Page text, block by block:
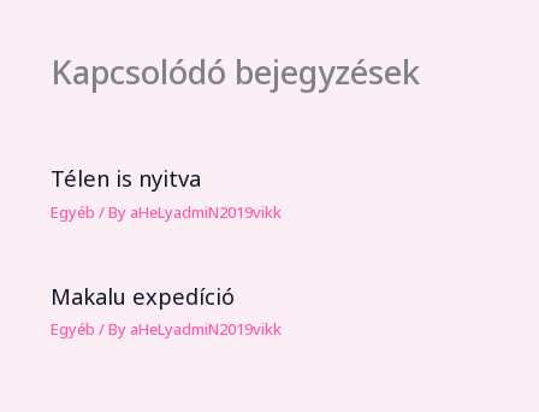
Kapcsolódó bejegyzések
Télen is nyitva
Egyéb / ByaHeLyadmiN2019vikk
Makalu expedíció
Egyéb / ByaHeLyadmiN2019vikk